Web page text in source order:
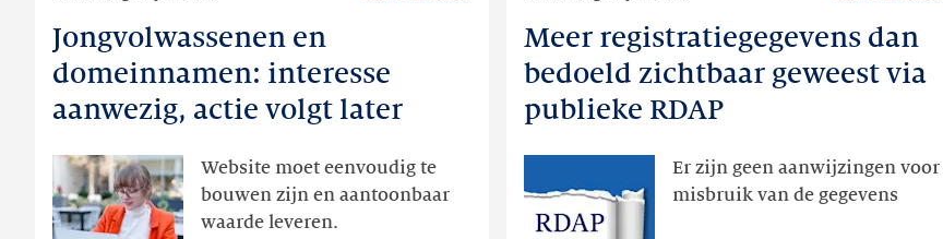
Jongvolwassenen en
domeinnamen: interesse
aanwezig, actie volgt later
Website moet eenvoudig te
bouwen zijn en aantoonbaar
waarde leveren.
Jongvolwassenen
domeinnamen:
interesse
volgt
later
Meer registratiegegevens dan
bedoeld zichtbaar geweest via
publieke RDAP
Er zijn geen aanwijzingen voor
misbruik van de gegevens
Meer
registratiegegevens
dan
bedoeld
via
publieke